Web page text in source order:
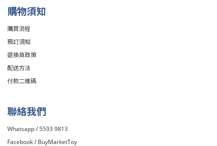
購物須知
購買流程
預訂須知
退換貨政策
配送方法
付款二維碼
聯絡我們
Whatsapp / 5593 9813
Facebook / BuyMarketToy